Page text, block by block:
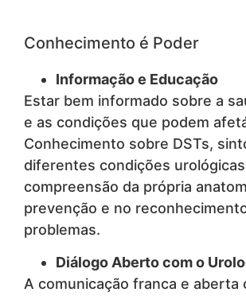
Conhecimento é Poder
Informação e Educação
Estar bem informado sobre a
e as condições que podem
Conhecimento sobre DSTs,
diferentes condições
compreensão da própria
prevenção e no
problemas.
Diálogo Aberto com o
A comunicação franca e aberta